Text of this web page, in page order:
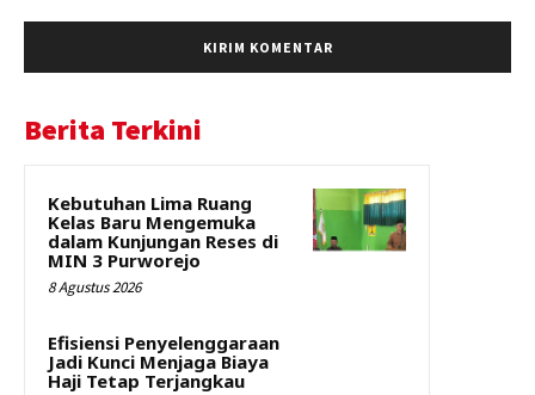
Berita Terkini
Kebutuhan Lima Ruang
Kelas Baru Mengemuka
dalam Kunjungan Reses di
MIN 3 Purworejo
8 Agustus 2026
Efisiensi Penyelenggaraan
Jadi Kunci Menjaga Biaya
Haji Tetap Terjangkau